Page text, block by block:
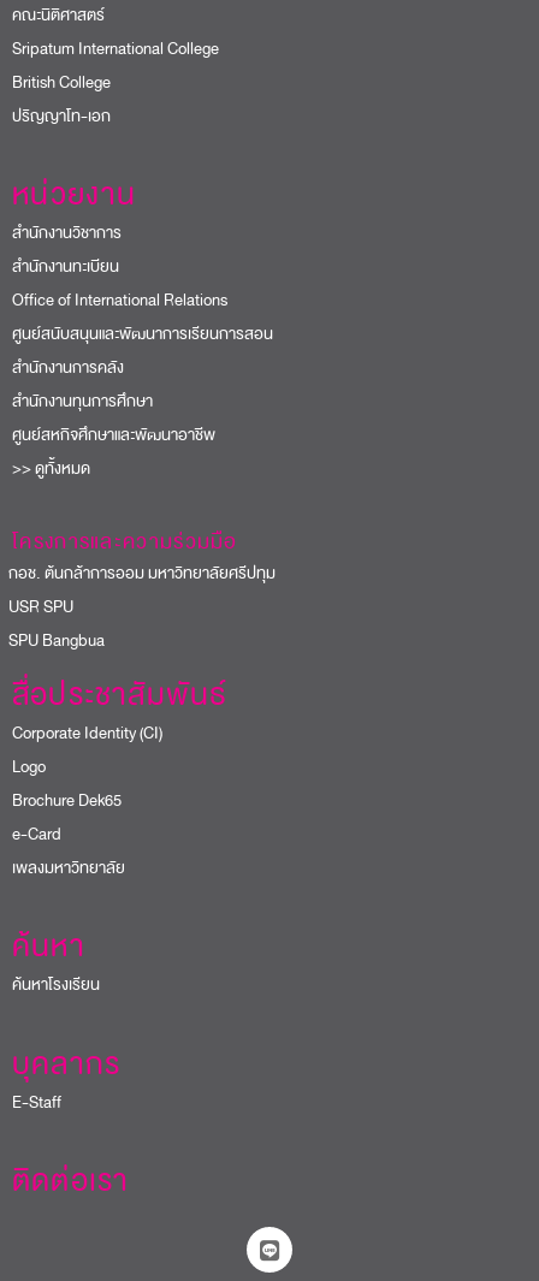
คณะนิติศาสตร์
Sripatum International College
British College
ปริญญาโท-เอก
หน่วยงาน
สำนักงานวิชาการ
สำนักงานทะเบียน
Office of International Relations
ศูนย์สนับสนุนและพัฒนาการเรียนการสอน
สำนักงานการคลัง
สำนักงานทุนการศึกษา
ศูนย์สหกิจศึกษาและพัฒนาอาชีพ
>> ดูทั้งหมด
โครงการและความร่วมมือ
ช. ต้นกล้าการออม มหาวิทยาลัยศรีปทุม
SPU
Bangbua
สื่อประชาสัมพันธ์
Corporate Identity (CI)
Logo
Brochure Dek65
e-Card
เพลงมหาวิทยาลัย
ค้นหา
ค้นหาโรงเรียน
บุคลากร
E-Staff
ติดต่อเรา